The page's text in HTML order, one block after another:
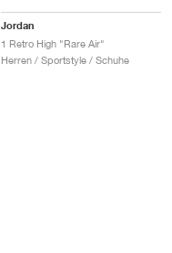
Jordan
1 Retro High "Rare Air"
Herren / Sportstyle / Schuhe